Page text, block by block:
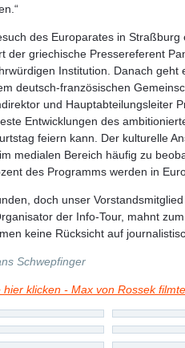
des Europarates in Straßburg
der griechische Pressereferent
Institution. Danach geht
deutsch-französischen
und Hauptabteilungsleiter
Entwicklungen des
feiern kann. Der kulturelle
medialen Bereich häufig zu
des Programms werden in
doch unser
der Info-Tour, mahnt
keine Rücksicht auf
Schwepfinger
klicken - Max von Rossek